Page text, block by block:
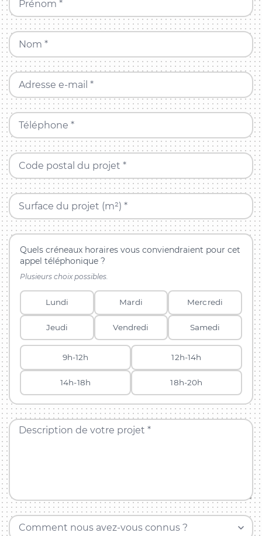
Prénom *
Nom *
Adresse e-mail *
Téléphone *
Code postal du projet *
Surface du projet (m²) *
Quels créneaux horaires vous conviendraient pour cet
appel téléphonique ?
Plusieurs choix possibles.
Lundi Mardi Mercredi
Jeudi Vendredi Samedi
9h-12h 12h-14h
14h-18h 18h-20h
Description de votre projet *
Comment nous avez-vous connus ?